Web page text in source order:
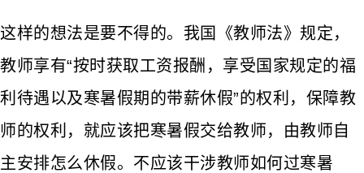
这样的想法是要不得的。我国《教师法》规定，
教师享有“按时获取工资报酬，享受国家规定的福
利待遇以及寒暑假期的带薪休假”的权利，保障教
师的权利，就应该把寒暑假交给教师，由教师自
主安排怎么休假。不应该干涉教师如何过寒暑